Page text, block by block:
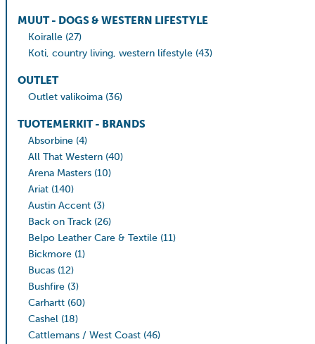
MUUT - DOGS & WESTERN LIFESTYLE
Koiralle (27)
Koti, country living, western lifestyle (43)
OUTLET
Outlet valikoima (36)
TUOTEMERKIT - BRANDS
Absorbine (4)
All That Western (40)
Arena Masters (10)
Ariat (140)
Austin Accent (3)
Back on Track (26)
Belpo Leather Care & Textile (11)
Bickmore (1)
Bucas (12)
Bushfire (3)
Carhartt (60)
Cashel (18)
Cattlemans / West Coast (46)